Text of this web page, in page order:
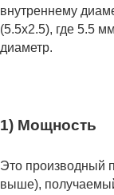
внутреннему
(5.5x2.5), где 5.5
диаметр.
1) Мощность
Это производный
выше),